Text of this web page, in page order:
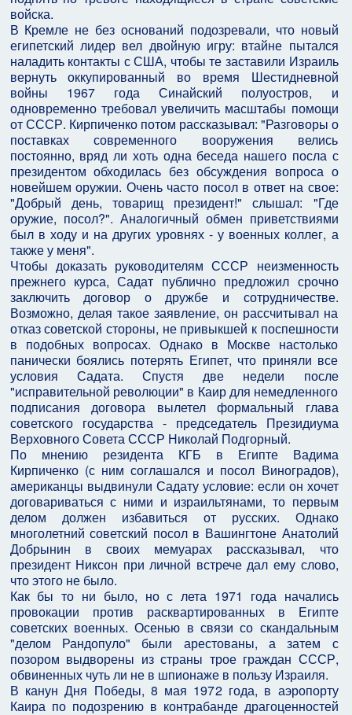
войска.
В Кремле не без оснований подозревали, что новый
египетский лидер вел двойную игру: втайне пытался
наладить контакты с США, чтобы те заставили Израиль
вернуть оккупированный во время Шестидневной
войны 1967 года Синайский полуостров, и
одновременно требовал увеличить масштабы помощи
от СССР. Кирпиченко потом рассказывал: "Разговоры о
поставках современного вооружения велись
постоянно, вряд ли хоть одна беседа нашего посла с
президентом обходилась без обсуждения вопроса о
новейшем оружии. Очень часто посол в ответ на свое:
"Добрый день, товарищ президент!" слышал: "Где
оружие, посол?". Аналогичный обмен приветствиями
был в ходу и на других уровнях - у военных коллег, а
также у меня".
Чтобы доказать руководителям СССР неизменность
прежнего курса, Садат публично предложил срочно
заключить договор о дружбе и сотрудничестве.
Возможно, делая такое заявление, он рассчитывал на
отказ советской стороны, не привыкшей к поспешности
в подобных вопросах. Однако в Москве настолько
панически боялись потерять Египет, что приняли все
условия Садата. Спустя две недели после
"исправительной революции" в Каир для немедленного
подписания договора вылетел формальный глава
советского государства - председатель Президиума
Верховного Совета СССР Николай Подгорный.
По мнению резидента КГБ в Египте Вадима
Кирпиченко (с ним соглашался и посол Виноградов),
американцы выдвинули Садату условие: если он хочет
договариваться с ними и израильтянами, то первым
делом должен избавиться от русских. Однако
многолетний советский посол в Вашингтоне Анатолий
Добрынин в своих мемуарах рассказывал, что
президент Никсон при личной встрече дал ему слово,
что этого не было.
Как бы то ни было, но с лета 1971 года начались
провокации против расквартированных в Египте
советских военных. Осенью в связи со скандальным
"делом Рандопуло" были арестованы, а затем с
позором выдворены из страны трое граждан СССР,
обвиненных чуть ли не в шпионаже в пользу Израиля.
В канун Дня Победы, 8 мая 1972 года, в аэропорту
Каира по подозрению в контрабанде драгоценностей